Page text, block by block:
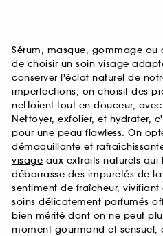
Sérum, masque, gommage ou
de choisir un soin visage
conserver l'éclat naturel de
imperfections, on choisit des
nettoient tout en douceur,
Nettoyer, exfolier, et hydrater,
pour une peau flawless. On
démaquillante et
visage aux extraits naturels qui
débarrasse des impuretés de
sentiment de fraîcheur,
soins délicatement parfumés
bien mérité dont on ne peut
moment gourmand et sensuel,